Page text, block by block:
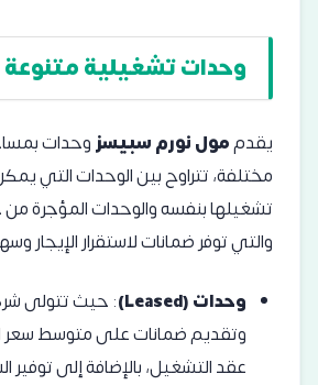
وحدات تشغيلية متنوعة
يقدممول نورم سبيسزوحدات
مختلفة، تتراوح بين الوحدات التي
تشغيلها بنفسه والوحدات المؤجرة من
والتي توفر ضمانات لاستقرار الإيجار
وحدات (Leased)
: حيث تتولى
وتقديم ضمانات على متوسط سعر
عقد التشغيل، بالإضافة إلى توفير